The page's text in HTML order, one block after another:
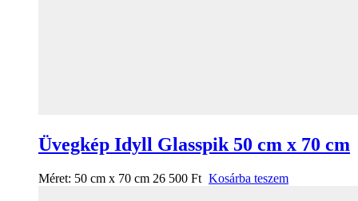
Üvegkép Idyll Glasspik 50 cm x 70 cm
Méret: 50 cm x 70 cm 26 500 Ft Kosárba teszem